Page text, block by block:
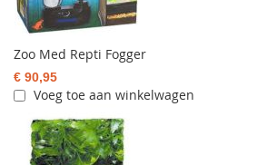
Zoo Med Repti Fogger
€ 90,95
Voeg toe aan winkelwagen